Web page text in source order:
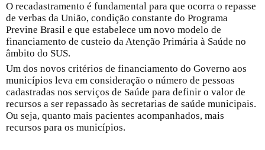
O recadastramento é fundamental para que ocorra o repasse
de verbas da União, condição constante do Programa
Previne Brasil e que estabelece um novo modelo de
financiamento de custeio da Atenção Primária à Saúde no
âmbito do SUS.
Um dos novos critérios de financiamento do Governo aos
municípios leva em consideração o número de pessoas
cadastradas nos serviços de Saúde para definir o valor de
recursos a ser repassado às secretarias de saúde municipais.
Ou seja, quanto mais pacientes acompanhados, mais
recursos para os municípios.